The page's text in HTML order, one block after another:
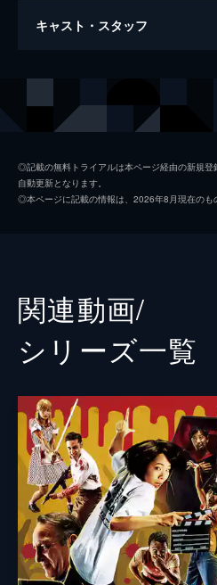
カメラを止めるな！
キャスト・スタッフ
日暮真央
笹原芳子
栗原綾奈
松浦早希
松本逢花
谷口智和
藤丸拓哉
◎記載の無料トライアルは本ページ経由の新規
自動更新となります。
◎本ページに記載の情報は、2026年8月現在のも
関連動画/
シリーズ⼀覧